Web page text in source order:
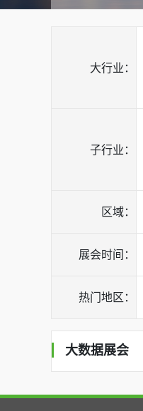
大行业：
子行业：
区域：
展会时间：
热门地区：
大数据展会